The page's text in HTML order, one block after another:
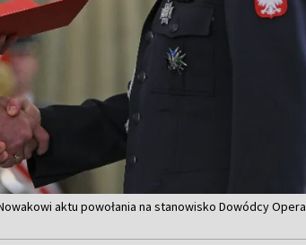
aktu powołania na stanowisko Dowódcy